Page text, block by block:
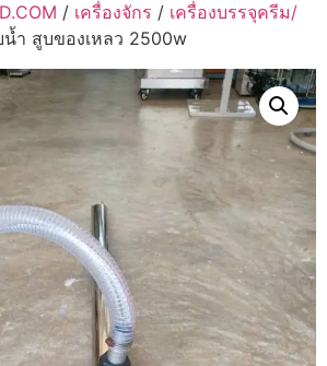
/ เครื่องจักร / เครื่องบรรจุครีม/
น้ำ สูบของเหลว 2500w